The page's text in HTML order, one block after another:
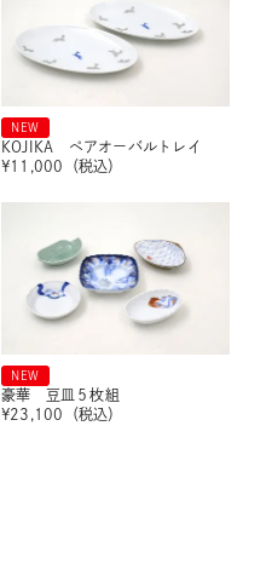
NEW
KOJIKA ペアオーバルトレイ
¥11,000 （税込）
NEW
豪華 豆皿５枚組
¥23,100 （税込）